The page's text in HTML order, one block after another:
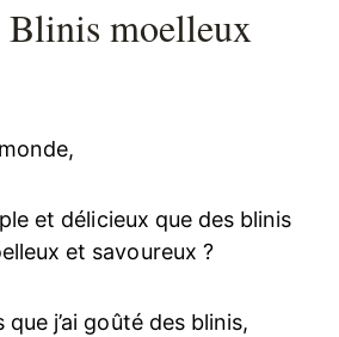
Blinis moelleux
et délicieux que des blinis
et savoureux ?
j’ai goûté des blinis,